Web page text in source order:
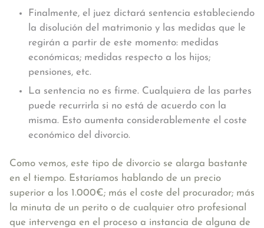
Finalmente, el juez dictará sentencia estableciendo
la disolución del matrimonio y las medidas que le
regirán a partir de este momento: medidas
económicas; medidas respecto a los hijos;
pensiones, etc.
La sentencia no es firme. Cualquiera de las partes
puede recurrirla si no está de acuerdo con la
misma. Esto aumenta considerablemente el coste
económico del divorcio.
Como vemos, este tipo de divorcio se alarga bastante
en el tiempo. Estaríamos hablando de un precio
superior a los 1.000€; más el coste del procurador; más
la minuta de un perito o de cualquier otro profesional
que intervenga en el proceso a instancia de alguna de